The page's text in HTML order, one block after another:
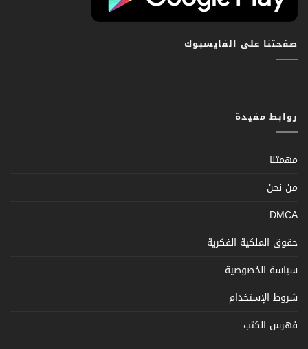
صفحتنا على الفايسبوك
روابط مفيدة
مهمتنا
من نحن
DMCA
حقوق الملكية الفكرية
سياسة الخصوصية
شروط الإستخدام
فهرس الكتب